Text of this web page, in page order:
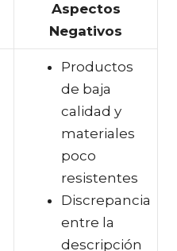
Aspectos
Negativos
Productos
de baja
calidad y
materiales
poco
resistentes
Discrepancia
entre la
descripción